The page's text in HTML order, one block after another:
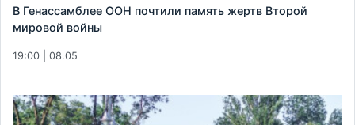
В Генассамблее ООН почтили память жертв Второй
мировой войны
19:00 | 08.05